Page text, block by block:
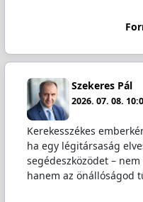
Szekeres Pál
2026. 07. 08.
Kerekesszékes
ha egy légitársaság
segédeszközödet –
hanem az önállóságod